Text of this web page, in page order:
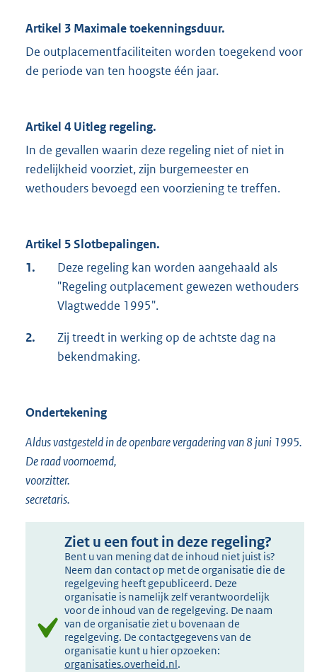
Artikel 3 Maximale toekenningsduur.
De outplacementfaciliteiten worden toegekend voor
de periode van ten hoogste één jaar.
Artikel 4 Uitleg regeling.
In de gevallen waarin deze regeling niet of niet in
redelijkheid voorziet, zijn burgemeester en
wethouders bevoegd een voorziening te treffen.
Artikel 5 Slotbepalingen.
1.
Deze regeling kan worden aangehaald als
"Regeling outplacement gewezen wethouders
Vlagtwedde 1995".
2.
Zij treedt in werking op de achtste dag na
bekendmaking.
Ondertekening
Aldus vastgesteld in de openbare vergadering van 8 juni 1995.
De raad voornoemd,
voorzitter.
secretaris.
Ziet u een fout in deze regeling?
Bent u van mening dat de inhoud niet juist is?
Neem dan contact op met de organisatie die de
regelgeving heeft gepubliceerd. Deze
organisatie is namelijk zelf verantwoordelijk
voor de inhoud van de regelgeving. De naam
van de organisatie ziet u bovenaan de
regelgeving. De contactgegevens van de
organisatie kunt u hier opzoeken:
organisaties.overheid.nl.